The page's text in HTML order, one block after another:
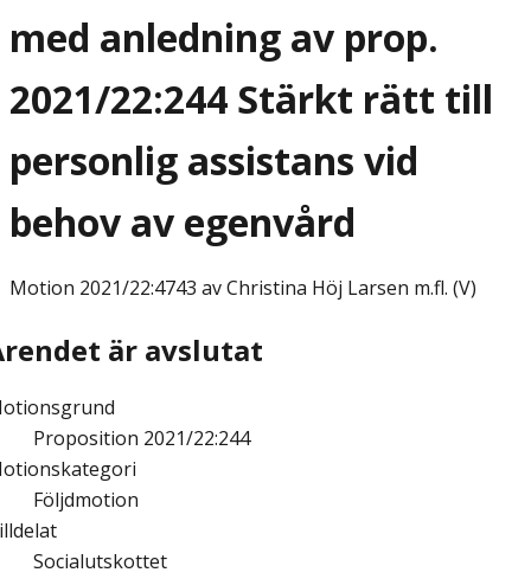
med anledning av prop.
2021/22:244 Stärkt rätt till
personlig assistans vid
behov av egenvård
Motion 2021/22:4743 av Christina Höj Larsen m.fl. (V)
är avslutat
Proposition 2021/22:244
Följdmotion
Socialutskottet